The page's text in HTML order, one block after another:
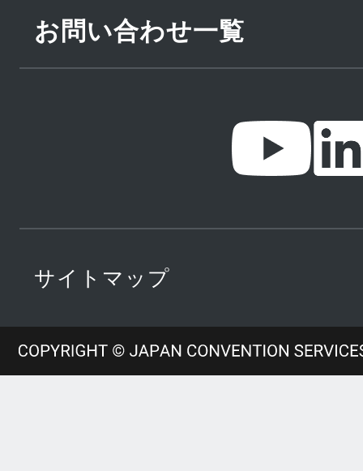
お問い合わせ一覧
サイトマップ